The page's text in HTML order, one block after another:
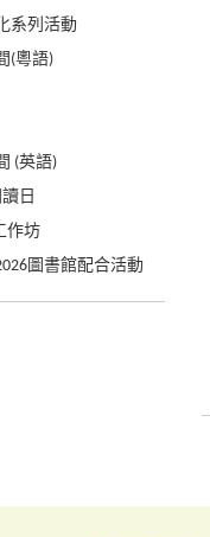
系列活動
(粵語)
(英語)
日
作坊
圖書館配合活動